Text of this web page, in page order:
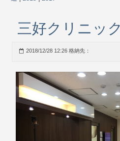
三好クリニッ
2018/12/28 12:26 格納先：